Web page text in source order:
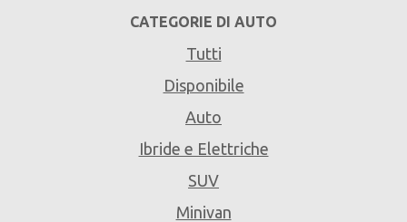
CATEGORIE DI AUTO
Tutti
Disponibile
Auto
Ibride e Elettriche
SUV
Minivan